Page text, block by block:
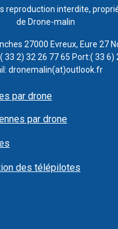
reproduction interdite,
de Drone-malin
27000 Evreux, Eure 27
33 2) 32 26 77 65 Port:( 33 6)
dronemalin(at)outlook.fr
par drone
par drone
des télépilotes